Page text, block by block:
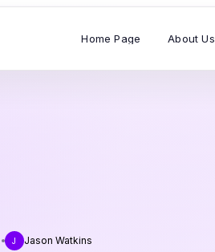
Home Page About Us
J Jason Watkins